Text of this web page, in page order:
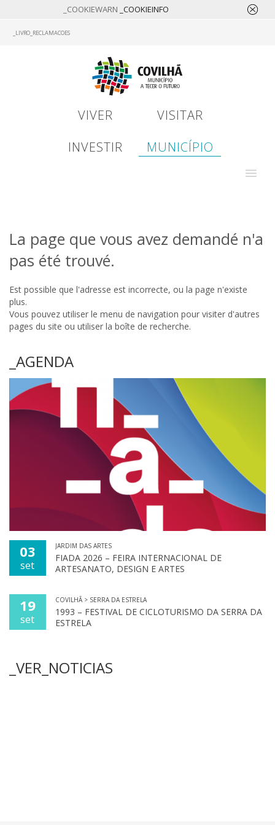
_COOKIEWARN _COOKIEINFO
_LIVRO_RECLAMACOES
VIVER
VISITAR
INVESTIR
MUNICÍPIO
La page que vous avez demandé n'a
pas été trouvé.
Est possible que l'adresse est incorrecte, ou la page n'existe
plus.
Vous pouvez utiliser le menu de navigation pour visiter d'autres
pages du site ou utiliser la boîte de recherche.
_AGENDA
03
set
JARDIM DAS ARTES
FIADA 2026 – FEIRA INTERNACIONAL DE
ARTESANATO, DESIGN E ARTES
19
set
COVILHÃ > SERRA DA ESTRELA
1993 – FESTIVAL DE CICLOTURISMO DA SERRA DA
ESTRELA
_VER_NOTICIAS